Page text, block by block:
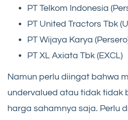
PT Telkom Indonesia
PT United Tractors Tbk
PT Wijaya Karya
PT XL Axiata Tbk (EXCL)
Namun perlu diingat bahwa
undervalued atau tidak tidak
harga sahamnya saja. Perlu